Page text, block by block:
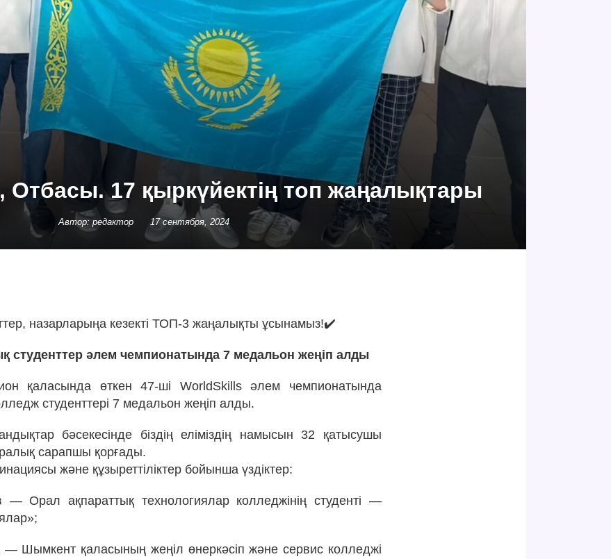
17 қыркүйектің топ жаңалықтары
Автор: редактор 17 сентября, 2024
назарларыңа кезекті ТОП-3 жаңалықты ұсынамыз!✔️
студенттер әлем чемпионатында 7 медальон жеңіп алды
қаласында өткен 47-ші WorldSkills әлем чемпионатында
студенттері 7 медальон жеңіп алды.
бәсекесінде біздің еліміздің намысын 32 қатысушы
сарапшы қорғады.
және құзыреттіліктер бойынша үздіктер:
Орал ақпараттық технологиялар колледжінің студенті —
— Шымкент қаласының жеңіл өнеркәсіп және сервис колледжі